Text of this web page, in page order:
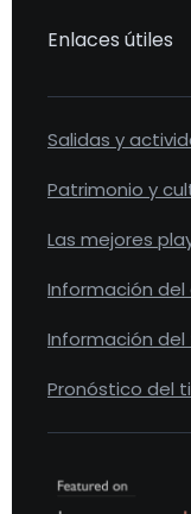
Enlaces útiles
Salidas y
Patrimonio y
Las mejores
Información
Información del
Pronóstico del